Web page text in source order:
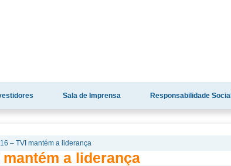
Sala de Imprensa Responsabilidade Social
– TVI mantém a liderança
mantém a liderança